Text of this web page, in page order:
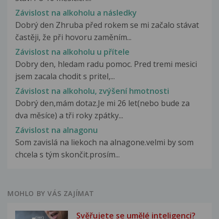
Závislost na alkoholu a následky
Dobrý den Zhruba před rokem se mi začalo stávat
častěji, že při hovoru zaměním...
Závislost na alkoholu u přítele
Dobry den, hledam radu pomoc. Pred tremi mesici
jsem zacala chodit s pritel,...
Závislost na alkoholu, zvýšení hmotnosti
Dobrý den,mám dotaz.Je mi 26 let(nebo bude za
dva měsíce) a tři roky zpátky...
Závislost na alnagonu
Som zavislá na liekoch na alnagone.velmi by som
chcela s tým skončit.prosím...
MOHLO BY VÁS ZAJÍMAT
Svěřujete se umělé inteligenci?